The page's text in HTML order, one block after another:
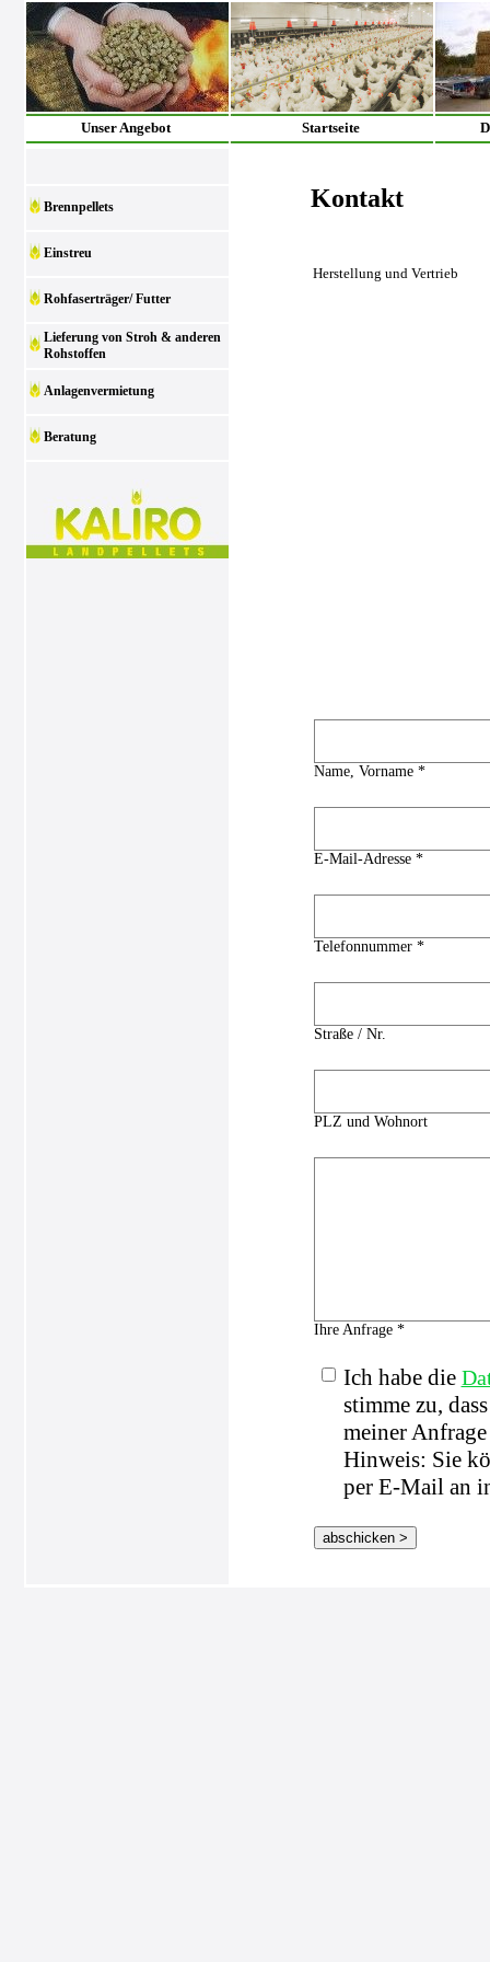
Unser Angebot Startseite
Brennpellets
Einstreu
Rohfaserträger/ Futter
Lieferung von Stroh & anderen
Rohstoffen
Anlagenvermietung
Beratung
Kontakt
Herstellung und Vertrieb
Name, Vorname *
E-Mail-Adresse *
Telefonnummer *
Straße / Nr.
PLZ und Wohnort
Ihre Anfrage *
Ich habe die
stimme zu,
meiner
Hinweis: Sie
per E-Mail an